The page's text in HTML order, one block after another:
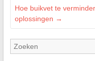
Hoe buikvet te
oplossingen →